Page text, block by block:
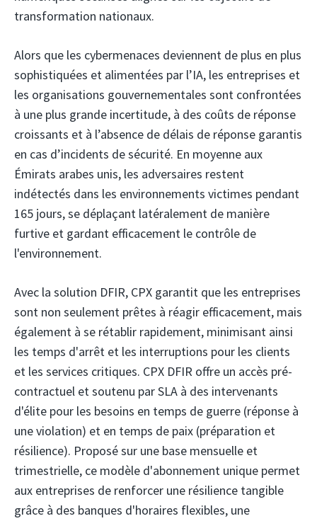
transformation nationaux.
Alors que les cybermenaces deviennent de plus en plus
sophistiquées et alimentées par l’IA, les entreprises et
les organisations gouvernementales sont confrontées
à une plus grande incertitude, à des coûts de réponse
croissants et à l’absence de délais de réponse garantis
en cas d’incidents de sécurité. En moyenne aux
Émirats arabes unis, les adversaires restent
indétectés dans les environnements victimes pendant
165 jours, se déplaçant latéralement de manière
furtive et gardant efficacement le contrôle de
l'environnement.
Avec la solution DFIR, CPX garantit que les entreprises
sont non seulement prêtes à réagir efficacement, mais
également à se rétablir rapidement, minimisant ainsi
les temps d'arrêt et les interruptions pour les clients
et les services critiques. CPX DFIR offre un accès pré-
contractuel et soutenu par SLA à des intervenants
d'élite pour les besoins en temps de guerre (réponse à
une violation) et en temps de paix (préparation et
résilience). Proposé sur une base mensuelle et
trimestrielle, ce modèle d'abonnement unique permet
aux entreprises de renforcer une résilience tangible
grâce à des banques d'horaires flexibles, une